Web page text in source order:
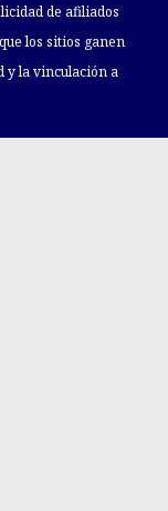
de afiliados
los sitios ganen
y la vinculación a